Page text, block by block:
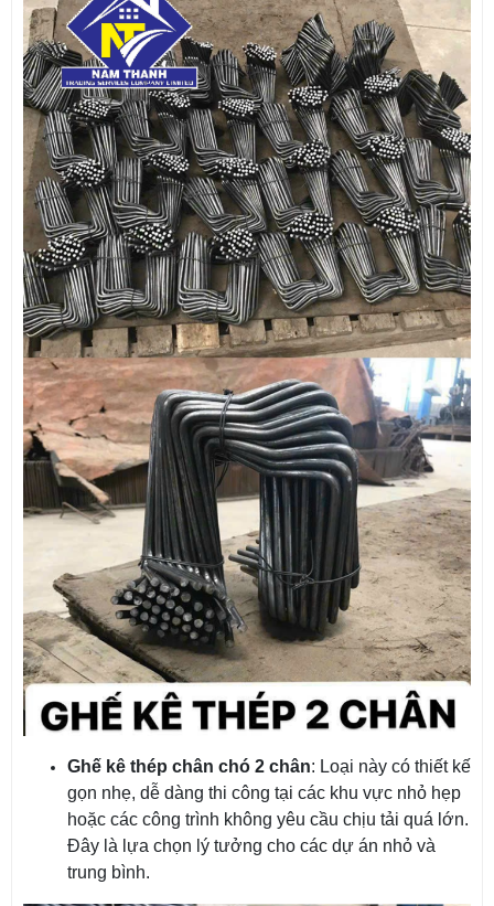
Ghế kê thép chân chó 2 chân: Loại này có thiết kế
gọn nhẹ, dễ dàng thi công tại các khu vực nhỏ hẹp
hoặc các công trình không yêu cầu chịu tải quá lớn.
Đây là lựa chọn lý tưởng cho các dự án nhỏ và
trung bình.